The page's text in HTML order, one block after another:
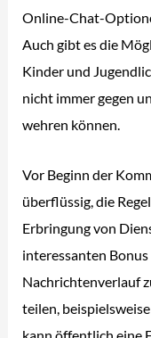
Online-Chat-
Auch gibt es die
Kinder und
nicht immer gegen
wehren können.
Vor Beginn der
überflüssig, die
Erbringung von
interessanten
Nachrichtenverlauf
teilen,